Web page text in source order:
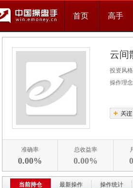
首页 高手
云间
投资风格
操作理念
准确率
0.00%
总收益率
0.00%
当前持仓 最新操作 操作统计